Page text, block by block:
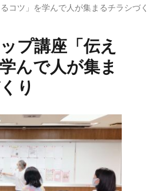
コツ」を学んで人が集まるチラシづく
プ講座「伝え
んで人が集ま
り